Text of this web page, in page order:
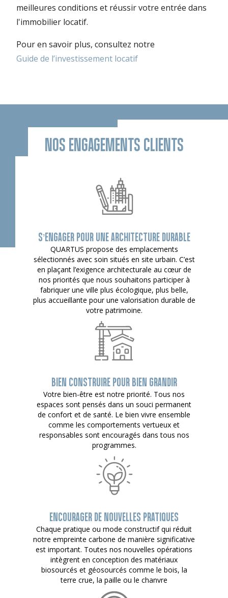
meilleures conditions et réussir votre entrée dans
l'immobilier locatif.
Pour en savoir plus, consultez notre
Guide de l’investissement locatif
NOS ENGAGEMENTS CLIENTS
S’ENGAGER POUR UNE ARCHITECTURE DURABLE
QUARTUS propose des emplacements
sélectionnés avec soin situés en site urbain. C’est
en plaçant l’exigence architecturale au cœur de
nos priorités que nous souhaitons participer à
fabriquer une ville plus écologique, plus belle,
plus accueillante pour une valorisation durable de
votre patrimoine.
BIEN CONSTRUIRE POUR BIEN GRANDIR
Votre bien-être est notre priorité. Tous nos
espaces sont pensés dans un souci permanent
de confort et de santé. Le bien vivre ensemble
comme les comportements vertueux et
responsables sont encouragés dans tous nos
programmes.
ENCOURAGER DE NOUVELLES PRATIQUES
Chaque pratique ou mode constructif qui réduit
notre empreinte carbone de manière significative
est important. Toutes nos nouvelles opérations
intègrent en conception des matériaux
biosourcés et géosourcés comme le bois, la
terre crue, la paille ou le chanvre